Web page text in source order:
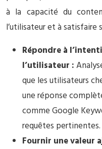
à la capacité du
l’utilisateur et à satisfaire
Répondre à
l’utilisateur :
que les utilisateurs
une réponse
comme Google
requêtes pertinentes.
Fournir une valeur